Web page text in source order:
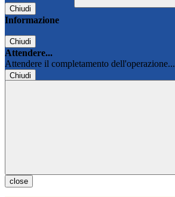
Chiudi
Informazione
Chiudi
Attendere...
Attendere il completamento dell'operazione...
Chiudi
close